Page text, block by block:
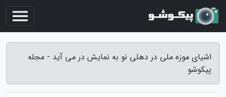
اشیای موزه ملی در دهلی نو به نمایش در می آید - مجله
پیکوشو